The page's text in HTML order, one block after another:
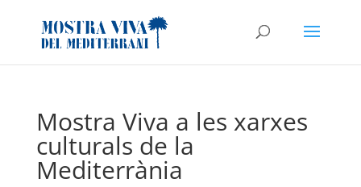
Mostra Viva a les xarxes
culturals de la
Mediterrània